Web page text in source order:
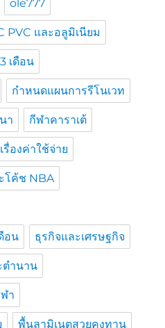
ole777
PVC และอลูมิเนียม
เดือน
กำหนดแผนการรีโนเวท
า กีฬาคาราเต้
รื่องค่าใช้จ่าย
โค้ช NBA
อน ธุรกิจและเศรษฐกิจ
ตำนาน
า
พื้นลามิเนตสวยคงทาน